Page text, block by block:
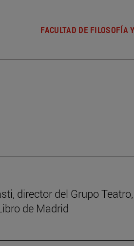
FACULTAD DE FILOSOFÍA
director del Grupo
de Madrid